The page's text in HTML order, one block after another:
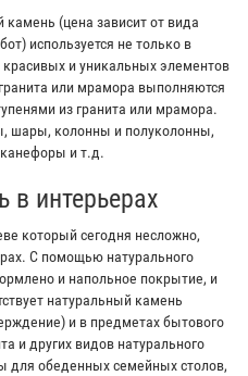
камень (цена зависит от вида
используется не только в
и уникальных элементов
или мрамора выполняются
из гранита или мрамора.
шары, колонны и полуколонны,
канефоры и т.д.
в интерьерах
который сегодня несложно,
С помощью натурального
и напольное покрытие, и
натуральный камень
и в предметах бытового
и других видов натурального
для обеденных семейных столов,